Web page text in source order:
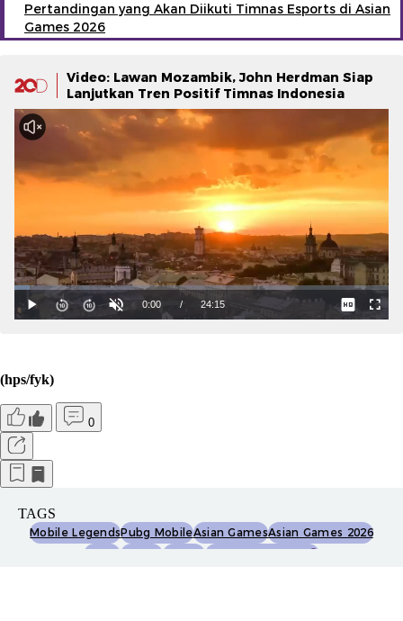
Pertandingan yang Akan Diikuti Timnas Esports di Asian
Games 2026
Video: Lawan Mozambik, John Herdman Siap
Lanjutkan Tren Positif Timnas Indonesia
(hps/fyk)
0
TAGS
Mobile LegendsPubg MobileAsian GamesAsian Games 2026